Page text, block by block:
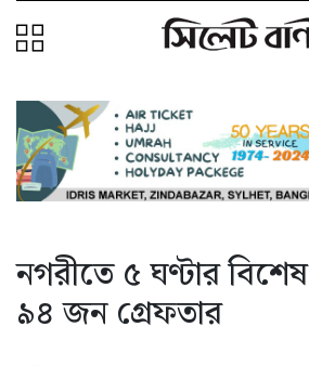
নগরীতে ৫ ঘণ্টার
৯৪ জন গ্রেফতার